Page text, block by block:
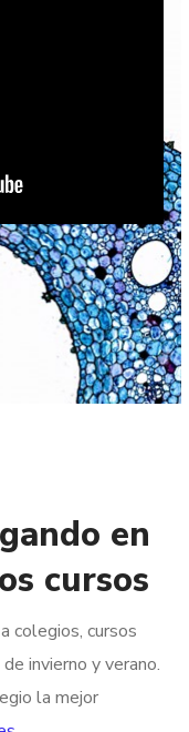
en
cursos
colegios, cursos
invierno y verano.
la mejor